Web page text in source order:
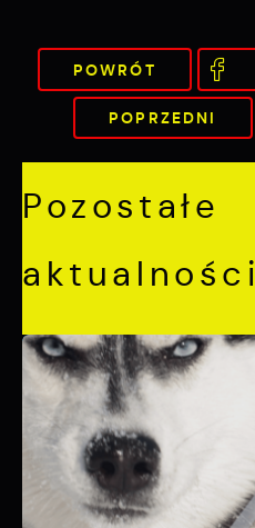
POWRÓT
POPRZEDNI
Pozostałe
aktualności